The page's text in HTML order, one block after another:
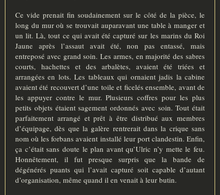
Ce vide prenait fin soudainement sur le côté de la pièce, le
long du mur où se trouvait auparavant une table à manger et
un lit. Là, tout ce qui avait été capturé sur les marins du Roi
Jaune après l’assaut avait été, non pas entassé, mais
entreposé avec grand soin. Les armes, en majorité des sabres
courts, hachettes et des arbalètes, avaient été triées et
arrangées en lots. Les tableaux qui ornaient jadis la cabine
avaient été recouvert d’une toile et ficelés ensemble, avant de
les appuyer contre le mur. Plusieurs coffres pour les plus
petits objets étaient sagement ordonnés avec soin. Tout était
parfaitement arrangé et prêt à être distribué aux membres
d’équipage, dès que la galère rentrerait dans la crique sans
nom où les forbans avaient installé leur port clandestin. Enfin,
ça c’était sans doute le plan avant qu’Ulric n’y mette le feu.
Honnêtement, il fut presque surpris que la bande de
dégénérés puants qui l’avait capturé soit capable d’autant
d’organisation, même quand il en venait à leur butin.